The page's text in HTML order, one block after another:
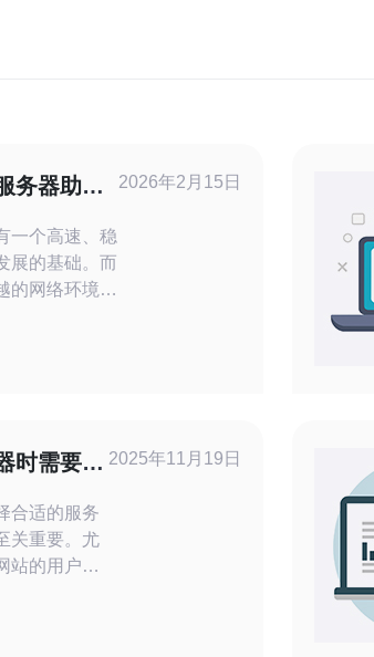
务器助你
一个高速、稳
展的基础。而
的网络环境和
2026年2月15日
时需要注
合适的服务
关重要。尤
站的用户来
2025年11月19日